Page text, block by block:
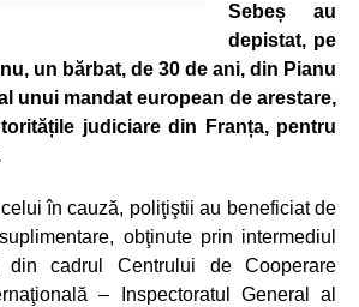
Sebeș au
depistat, pe
un bărbat, de 30 de ani, din Pianu
unui mandat european de arestare,
judiciare din Franța, pentru
în cauză, poliţiştii au beneficiat de
obţinute prin intermediul
din cadrul Centrului de Cooperare
– Inspectoratul General al